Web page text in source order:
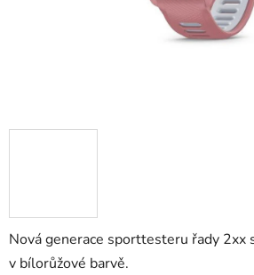
Nová generace sporttesteru řady 2xx
v bílorůžové barvě.